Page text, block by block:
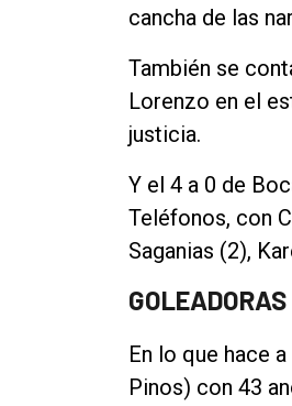
cancha de las
También se
Lorenzo en el
justicia.
Y el 4 a 0 de
Teléfonos, con
Saganias (2),
GOLEADORAS
En lo que hace
Pinos) con 43